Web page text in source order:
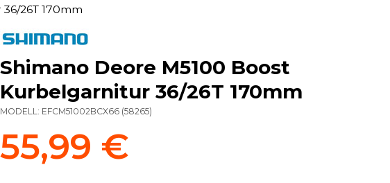
26T 170mm
Shimano Deore M5100 Boost
Kurbelgarnitur 36/26T 170mm
MODELL: EFCM51002BCX66 (58265)
55,99 €